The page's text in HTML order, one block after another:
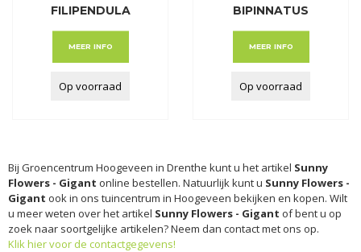
FILIPENDULA
MEER INFO
Op voorraad
BIPINNATUS
GEMENGD
MEER INFO
Op voorraad
Bij Groencentrum Hoogeveen in Drenthe kunt u het artikel Sunny
Flowers - Gigant online bestellen. Natuurlijk kunt u Sunny Flowers -
Gigant ook in ons tuincentrum in Hoogeveen bekijken en kopen. Wilt
u meer weten over het artikel Sunny Flowers - Gigant of bent u op
zoek naar soortgelijke artikelen? Neem dan contact met ons op.
Klik hier voor de contactgegevens!